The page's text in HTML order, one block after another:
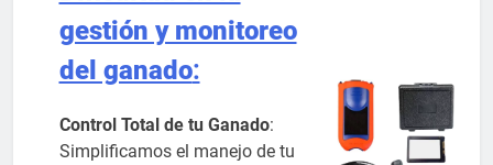
gestión y monitoreo
del ganado:
Control Total de tu Ganado:
Simplificamos el manejo de tu